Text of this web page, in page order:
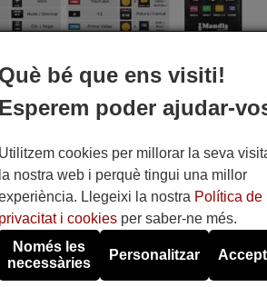
per altres aparells?
tecles del comandament
les funcions del comandament
Què bé que ens visiti!
Esperem poder ajudar-
Utilitzem cookies per millorar la seva
la nostra web i perquè tingui una millor
Llegeixi la nostra Política de
privacitat i cookiesper saber-ne més.
Només les
necessàries
Personalitzar